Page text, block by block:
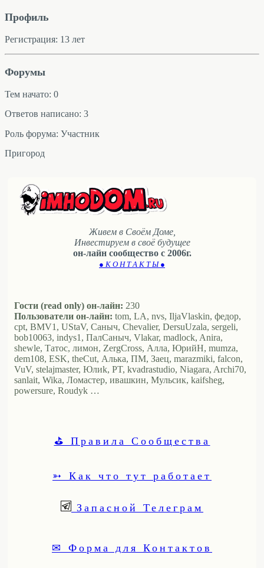
Профиль
Регистрация: 13 лет
Форумы
Тем начато: 0
Ответов написано: 3
Роль форума: Участник
Пригород
Живем в Своём Доме,
Инвестируем в своё будущее
он-лайн сообщество с 2006г.
● К О Н Т А К Т Ы ●
Гости (read only) он-лайн: 230
Пользователи он-лайн: tom, LA, nvs, IljaVlaskin, федор,
cpt, BMV1, UStaV, Саныч, Chevalier, DersuUzala, sergeli,
bob10063, indys1, ПалСаныч, Vlakar, madlock, Anira,
shewle, Татос, лимон, ZergCross, Алла, ЮрийН, mumza,
dem108, ESK, theCut, Алька, ПМ, Заец, marazmiki, falcon,
VuV, stelajmaster, Юлиk, PT, kvadrastudio, Niagara, Archi70,
sanlait, Wika, Ломастер, ивашкин, Мульсик, kaifsheg,
powersure, Roudyk …
⛳ Правила Сообщества
➳ Как что тут работает
Запасной Телеграм
✉ Форма для Контактов